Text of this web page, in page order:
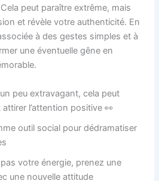
peut paraître extrême, mais
et révèle votre authenticité. En
à des gestes simples et à
une éventuelle gêne en
peu extravagant, cela peut
l’attention positive 👀
outil social pour dédramatiser
votre énergie, prenez une
une nouvelle attitude